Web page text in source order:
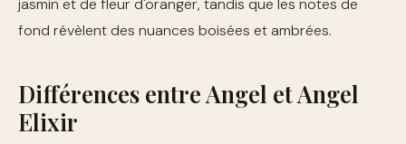
jasmin et de fleur d'oranger, tandis que les notes de
fond révèlent des nuances boisées et ambrées.
Différences entre Angel et Angel
Elixir